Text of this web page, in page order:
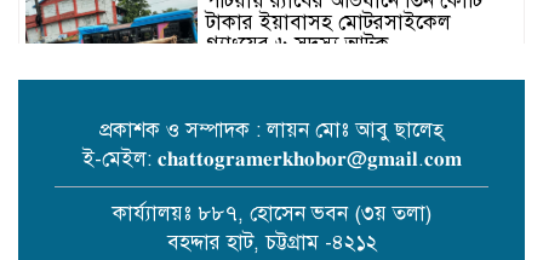
টাকার ইয়াবাসহ মোটরসাইকেল
গ্যাংয়ের ৬ সদস্য আটক
বোয়ালখালীতে পুকুরে মিলল বৃদ্ধের
মরদেহ
প্রকাশক ও সম্পাদক : লায়ন মোঃ আবু ছালেহ্
ই-মেইল: 𝐜𝐡𝐚𝐭𝐭𝐨𝐠𝐫𝐚𝐦𝐞𝐫𝐤𝐡𝐨𝐛𝐨𝐫@𝐠𝐦𝐚𝐢𝐥.𝐜𝐨𝐦
কার্য্যালয়ঃ ৮৮৭, হোসেন ভবন (৩য় তলা)
বহদ্দার হাট, চট্টগ্রাম -৪২১২